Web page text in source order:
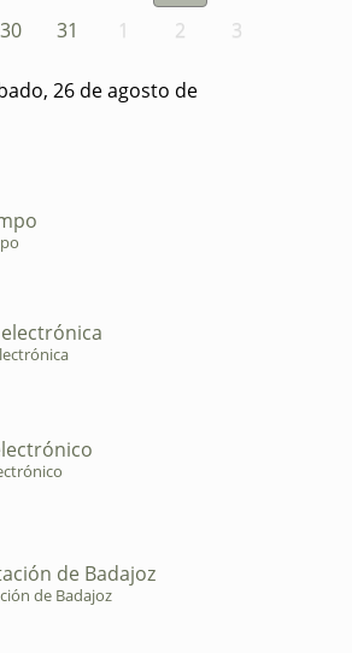
30 31 1 2 3
26 de agosto de
de Badajoz
de Badajoz